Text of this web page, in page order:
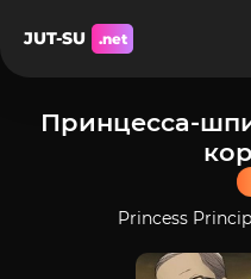
JUT-SU .net
Принцесса-
Princess